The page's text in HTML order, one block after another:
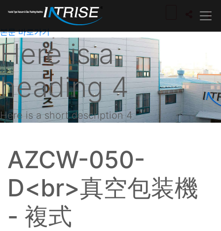
본문 바로가기
Here is a
heading 4
Here is a short description 4
AZCW-050-
D<br>真空包装機
- 複式